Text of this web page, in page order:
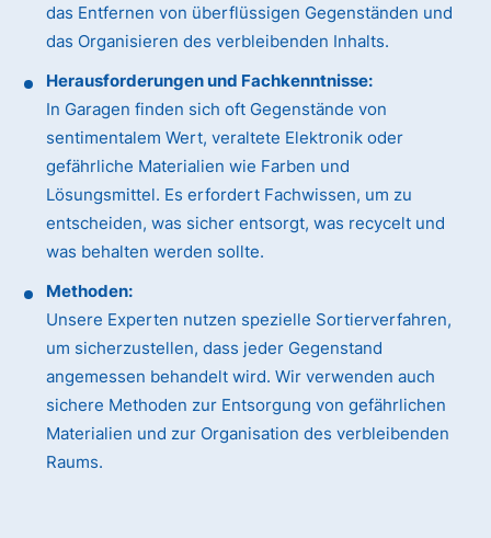
das Entfernen von überflüssigen Gegenständen und
das Organisieren des verbleibenden Inhalts.
Herausforderungen und Fachkenntnisse:
In Garagen finden sich oft Gegenstände von
sentimentalem Wert, veraltete Elektronik oder
gefährliche Materialien wie Farben und
Lösungsmittel. Es erfordert Fachwissen, um zu
entscheiden, was sicher entsorgt, was recycelt und
was behalten werden sollte.
Methoden:
Unsere Experten nutzen spezielle Sortierverfahren,
um sicherzustellen, dass jeder Gegenstand
angemessen behandelt wird. Wir verwenden auch
sichere Methoden zur Entsorgung von gefährlichen
Materialien und zur Organisation des verbleibenden
Raums.